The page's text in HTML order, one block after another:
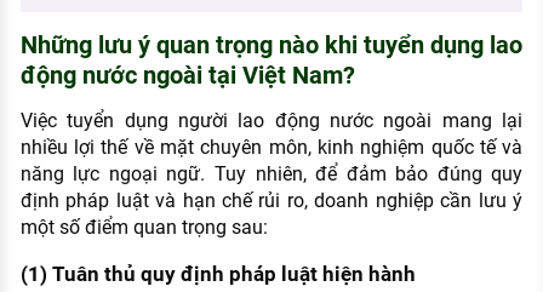
Đặc trưng từng nghề
XÂY DỰNG VÀ PHÁT TRIỂN ĐỘI NGŨ
NHÂN SỰ
TUYỂN DỤNG VIỆC LÀM
Những lưu ý quan trọng nào khi tuyển dụng lao
động nước ngoài tại Việt Nam?
Việc tuyển dụng người lao động nước ngoài mang lại
nhiều lợi thế về mặt chuyên môn, kinh nghiệm quốc tế và
năng lực ngoại ngữ. Tuy nhiên, để đảm bảo đúng quy
định pháp luật và hạn chế rủi ro, doanh nghiệp cần lưu ý
một số điểm quan trọng sau:
(1) Tuân thủ quy định pháp luật hiện hành